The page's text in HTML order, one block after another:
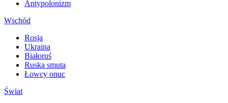
Antypolonizm
Wschód
Rosja
Ukraina
Białoruś
Ruska smuta
Łowcy onuc
Świat